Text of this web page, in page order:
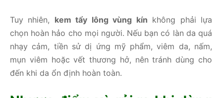
Tuy nhiên, kem tẩy lông vùng kín không phải lựa
chọn hoàn hảo cho mọi người. Nếu bạn có làn da quá
nhạy cảm, tiền sử dị ứng mỹ phẩm, viêm da, nấm,
mụn viêm hoặc vết thương hở, nên tránh dùng cho
đến khi da ổn định hoàn toàn.